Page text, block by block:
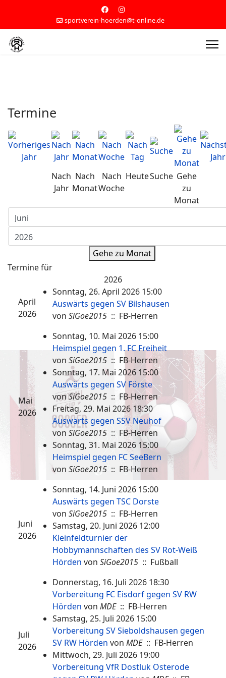
sportverein-hoerden@t-online.de
Termine
Nach
Jahr
Nach
Monat
Nach
Woche
HeuteSuche Gehe
zu
Monat
Gehe zu Monat
Termine für
2026
April
2026
Sonntag, 26. April 2026 15:00
Auswärts gegen SV Bilshausen
von SiGoe2015 :: FB-Herren
Mai
2026
Sonntag, 10. Mai 2026 15:00
Heimspiel gegen 1. FC Freiheit
von SiGoe2015 :: FB-Herren
Sonntag, 17. Mai 2026 15:00
Auswärts gegen SV Förste
vonSiGoe2015 :: FB-Herren
Freitag, 29. Mai 2026 18:30
Auswärts gegen SSV Neuhof
von SiGoe2015 :: FB-Herren
Sonntag, 31. Mai 2026 15:00
Heimspiel gegen FC SeeBern
von SiGoe2015 :: FB-Herren
Juni
2026
Sonntag, 14. Juni 2026 15:00
Auswärts gegen TSC Dorste
von SiGoe2015 :: FB-Herren
Samstag, 20. Juni 2026 12:00
Kleinfeldturnier der
Hobbymannschaften des SV Rot-Weiß
Hörden von SiGoe2015 :: Fußball
Juli
2026
Donnerstag, 16. Juli 2026 18:30
Vorbereitung FC Eisdorf gegen SV RW
Hörden von MDE:: FB-Herren
Samstag, 25. Juli 2026 15:00
Vorbereitung SV Sieboldshausen gegen
SV RW Hörden von MDE:: FB-Herren
Mittwoch, 29. Juli 2026 19:00
Vorbereitung VfR Dostluk Osterode